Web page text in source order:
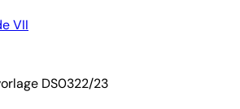
VII
DS0322/23